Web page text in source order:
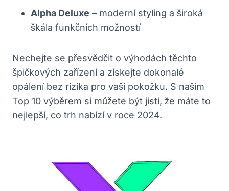
Alpha Deluxe – moderní styling a široká
škála funkčních možností
Nechejte se přesvědčit o výhodách těchto
špičkových zařízení a získejte dokonalé
opálení bez rizika pro vaši pokožku. S naším
Top 10 výběrem si můžete být jisti, že máte to
nejlepší, co trh nabízí v roce 2024.